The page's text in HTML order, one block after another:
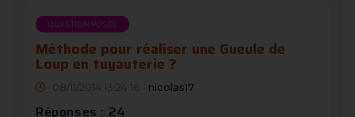
QUESTION POSÉE
Méthode pour réaliser une Gueule de
Loup en tuyauterie ?
08/11/2014 13:24:16 - nicolas17
Réponses : 24